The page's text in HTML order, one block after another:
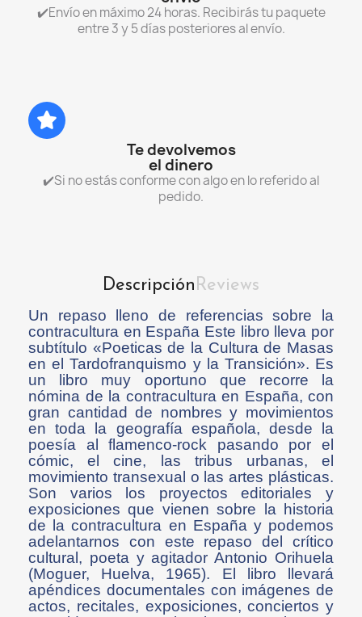
✔️Envío en máximo 24 horas. Recibirás tu paquete
entre 3 y 5 días posteriores al envío.
Te devolvemos
el dinero
✔️Si no estás conforme con algo en lo referido al
pedido.
Descripción Reviews
Un repaso lleno de referencias sobre la
contracultura en España Este libro lleva por
subtítulo «Poeticas de la Cultura de Masas
en el Tardofranquismo y la Transición». Es
un libro muy oportuno que recorre la
nómina de la contracultura en España, con
gran cantidad de nombres y movimientos
en toda la geografía española, desde la
poesía al flamenco-rock pasando por el
cómic, el cine, las tribus urbanas, el
movimiento transexual o las artes plásticas.
Son varios los proyectos editoriales y
exposiciones que vienen sobre la historia
de la contracultura en España y podemos
adelantarnos con este repaso del crítico
cultural, poeta y agitador Antonio Orihuela
(Moguer, Huelva, 1965). El libro llevará
apéndices documentales con imágenes de
actos, recitales, exposiciones, conciertos y